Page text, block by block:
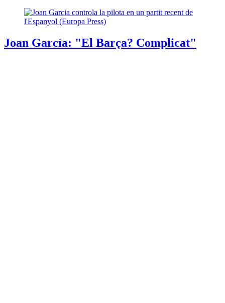
Joan García: "El Barça? Complicat"